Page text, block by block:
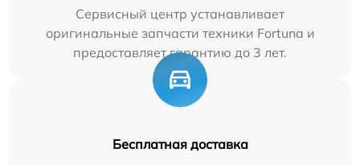
Сервисный центр устанавливает
оригинальные запчасти техники Fortuna и
предоставляет гарантию до 3 лет.
Бесплатная доставка